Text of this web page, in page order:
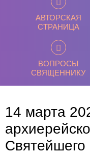
АВТОРСКАЯ
СТРАНИЦА
ВОПРОСЫ
СВЯЩЕННИКУ
14 марта